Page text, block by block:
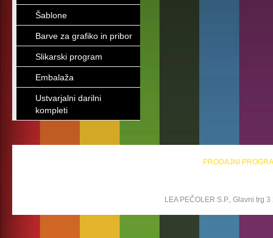
Šablone
Barve za grafiko in pribor
Slikarski program
Embalaža
Ustvarjalni darilni
kompleti
PRODAJNI
LEA PEČOLER S.P., Glavni trg